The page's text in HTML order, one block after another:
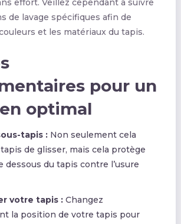
effort. Veillez cependant à suivre
de lavage spécifiques afin de
et les matériaux du tapis.
pour un
optimal
tapis :Non seulement cela
de glisser, mais cela protège
dessous du tapis contre l’usure
votre tapis :Changez
la position de votre tapis pour